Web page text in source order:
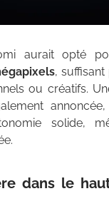
aurait opté
,
ou créatifs.
solide,
dans le